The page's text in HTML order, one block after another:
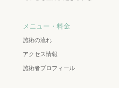
メニュー・料金
施術の流れ
アクセス情報
施術者プロフィール